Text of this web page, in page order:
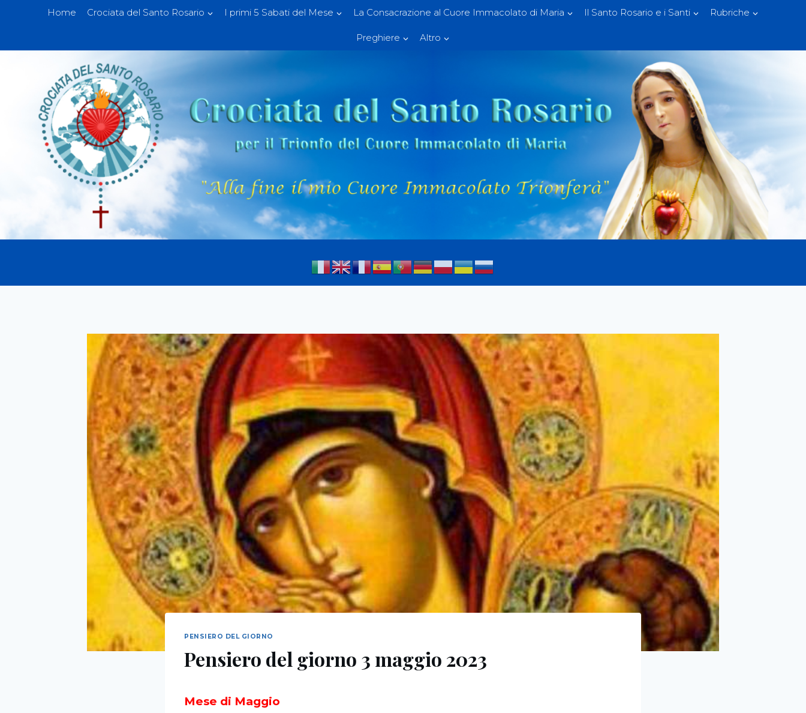
Home Crociata del Santo Rosario I primi 5 Sabati del Mese La Consacrazione al Cuore Immacolato di Maria Il Santo Rosario e i Santi Rubriche
Preghiere Altro
PENSIERO DEL GIORNO
Pensiero del giorno 3 maggio 2023
Mese di Maggio